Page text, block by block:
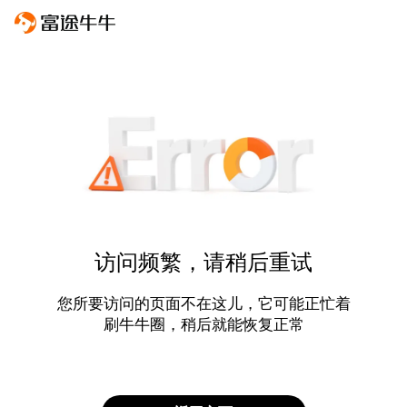
访问频繁，请稍后重试
您所要访问的页面不在这儿，它可能正忙着
刷牛牛圈，稍后就能恢复正常